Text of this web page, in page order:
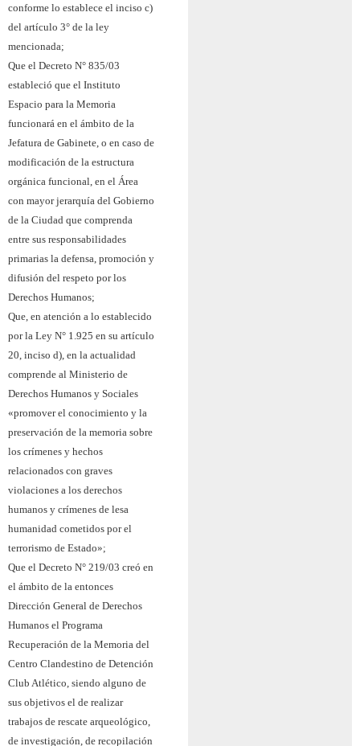
conforme lo establece el inciso c)
del artículo 3° de la ley
mencionada;
Que el Decreto N° 835/03
estableció que el Instituto
Espacio para la Memoria
funcionará en el ámbito de la
Jefatura de Gabinete, o en caso de
modificación de la estructura
orgánica funcional, en el Área
con mayor jerarquía del Gobierno
de la Ciudad que comprenda
entre sus responsabilidades
primarias la defensa, promoción y
difusión del respeto por los
Derechos Humanos;
Que, en atención a lo establecido
por la Ley N° 1.925 en su artículo
20, inciso d), en la actualidad
comprende al Ministerio de
Derechos Humanos y Sociales
«promover el conocimiento y la
preservación de la memoria sobre
los crímenes y hechos
relacionados con graves
violaciones a los derechos
humanos y crímenes de lesa
humanidad cometidos por el
terrorismo de Estado»;
Que el Decreto N° 219/03 creó en
el ámbito de la entonces
Dirección General de Derechos
Humanos el Programa
Recuperación de la Memoria del
Centro Clandestino de Detención
Club Atlético, siendo alguno de
sus objetivos el de realizar
trabajos de rescate arqueológico,
de investigación, de recopilación